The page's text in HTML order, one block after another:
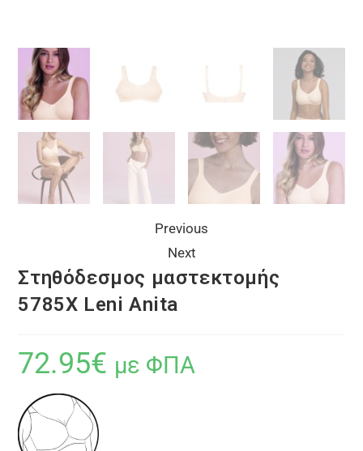
Previous
Next
Στηθόδεσμος μαστεκτομής
5785X Leni Anita
72.95€ με ΦΠΑ